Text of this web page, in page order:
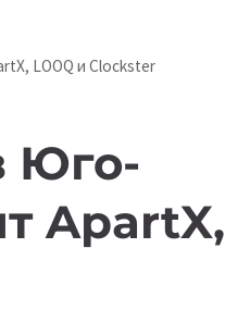
LOOQ и Clockster
Юго-
ApartX,